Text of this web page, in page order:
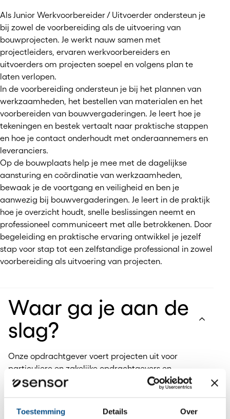
Toestemming Details Over
Als Junior Werkvoorbereider / Uitvoerder ondersteun je
bij zowel de voorbereiding als de uitvoering van
bouwprojecten. Je werkt nauw samen met
projectleiders, ervaren werkvoorbereiders en
uitvoerders om projecten soepel en volgens plan te
laten verlopen.
In de voorbereiding ondersteun je bij het plannen van
werkzaamheden, het bestellen van materialen en het
voorbereiden van bouwvergaderingen. Je leert hoe je
tekeningen en bestek vertaalt naar praktische stappen
en hoe je contact onderhoudt met onderaannemers en
leveranciers.
Op de bouwplaats help je mee met de dagelijkse
aansturing en coördinatie van werkzaamheden,
bewaak je de voortgang en veiligheid en ben je
aanwezig bij bouwvergaderingen. Je leert in de praktijk
hoe je overzicht houdt, snelle beslissingen neemt en
professioneel communiceert met alle betrokkenen. Door
begeleiding en praktische ervaring ontwikkel je jezelf
stap voor stap tot een zelfstandige professional in zowel
voorbereiding als uitvoering van projecten.
Waar ga je aan de
slag?
Onze opdrachtgever voert projecten uit voor
particuliere en zakelijke opdrachtgevers en
werkt met vaste ketenpartners. Binnen de